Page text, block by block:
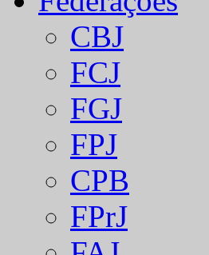
CBJ
FCJ
FGJ
FPJ
CPB
FPrJ